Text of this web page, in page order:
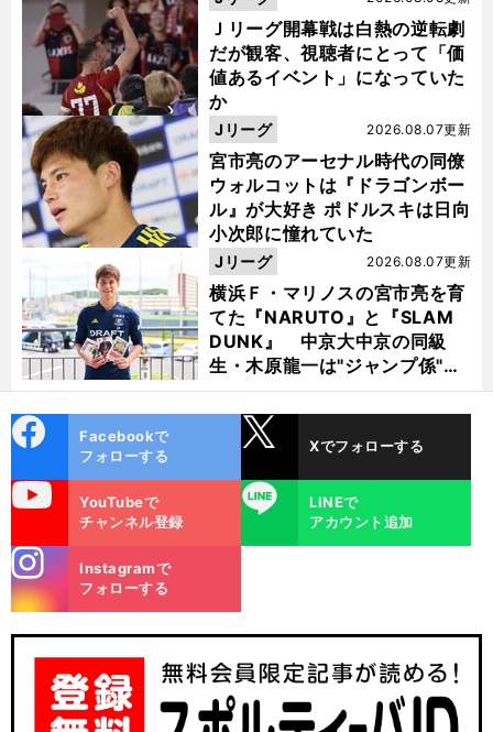
Ｊリーグ開幕戦は白熱の逆転劇
だが観客、視聴者にとって「価
値あるイベント」になっていた
か
宮市亮のアーセナル時代の同僚
ウォルコットは『ドラゴンボー
ル』が大好き ポドルスキは日向
小次郎に憧れていた
2026.08.07更新
Jリーグ
横浜Ｆ・マリノスの宮市亮を育
てた『NARUTO』と『SLAM
DUNK』 中京大中京の同級
生・木原龍一は"ジャンプ係"だ
った
2026.08.07更新
Jリーグ
ok
Facebookで
フォローする
Xでフォローする
YouTubeで
チャンネル登録
LINE
LINEで
アカウント追加
m
Instagramで
フォローする